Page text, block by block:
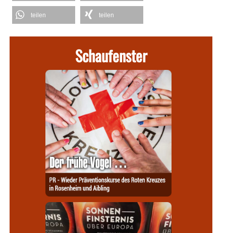
teilen teilen
Schaufenster